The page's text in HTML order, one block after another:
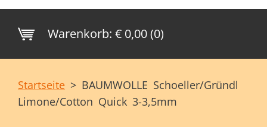
Warenkorb: € 0,00 (0)
Startseite > BAUMWOLLE Schoeller/Gründl
Limone/Cotton Quick 3-3,5mm